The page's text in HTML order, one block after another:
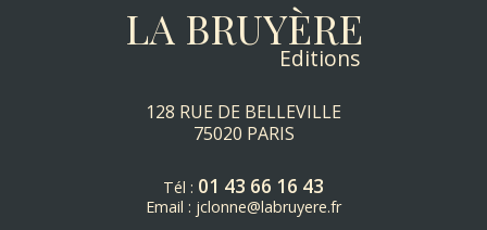
LA BRUYÈRE
Editions
128 RUE DE BELLEVILLE
75020 PARIS
Tél : 01 43 66 16 43
Email : jclonne@labruyere.fr